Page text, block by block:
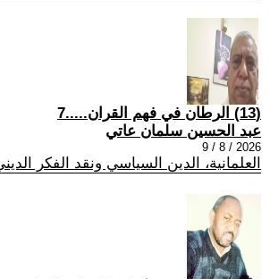
(13) الرطان في فهم القران.....7
عبد الحسين سلمان عاتي
2026 / 8 / 9
العلمانية، الدين السياسي ونقد الفكر